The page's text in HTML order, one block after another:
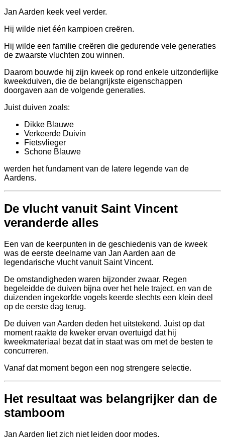
Jan Aarden keek veel verder.
Hij wilde niet één kampioen creëren.
Hij wilde een familie creëren die gedurende vele generaties
de zwaarste vluchten zou winnen.
Daarom bouwde hij zijn kweek op rond enkele uitzonderlijke
kweekduiven, die de belangrijkste eigenschappen
doorgaven aan de volgende generaties.
Juist duiven zoals:
Dikke Blauwe
Verkeerde Duivin
Fietsvlieger
Schone Blauwe
werden het fundament van de latere legende van de
Aardens.
De vlucht vanuit Saint Vincent
veranderde alles
Een van de keerpunten in de geschiedenis van de kweek
was de eerste deelname van Jan Aarden aan de
legendarische vlucht vanuit Saint Vincent.
De omstandigheden waren bijzonder zwaar. Regen
begeleidde de duiven bijna over het hele traject, en van de
duizenden ingekorfde vogels keerde slechts een klein deel
op de eerste dag terug.
De duiven van Aarden deden het uitstekend. Juist op dat
moment raakte de kweker ervan overtuigd dat hij
kweekmateriaal bezat dat in staat was om met de besten te
concurreren.
Vanaf dat moment begon een nog strengere selectie.
Het resultaat was belangrijker dan de
stamboom
Jan Aarden liet zich niet leiden door modes.